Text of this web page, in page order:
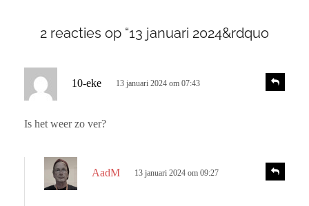
2 reacties op “13 januari 2024&rdquo
10-eke
r
13 januari 2024 om 07:43
Is het weer zo ver?
e
AadM 13 januari 2024 om 09:27
e